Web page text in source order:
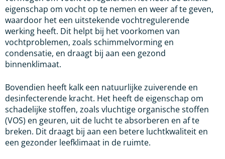
eigenschap om vocht op te nemen en weer af te geven,
waardoor het een uitstekende vochtregulerende
werking heeft. Dit helpt bij het voorkomen van
vochtproblemen, zoals schimmelvorming en
condensatie, en draagt bij aan een gezond
binnenklimaat.
Bovendien heeft kalk een natuurlijke zuiverende en
desinfecterende kracht. Het heeft de eigenschap om
schadelijke stoffen, zoals vluchtige organische stoffen
(VOS) en geuren, uit de lucht te absorberen en af te
breken. Dit draagt bij aan een betere luchtkwaliteit en
een gezonder leefklimaat in de ruimte.